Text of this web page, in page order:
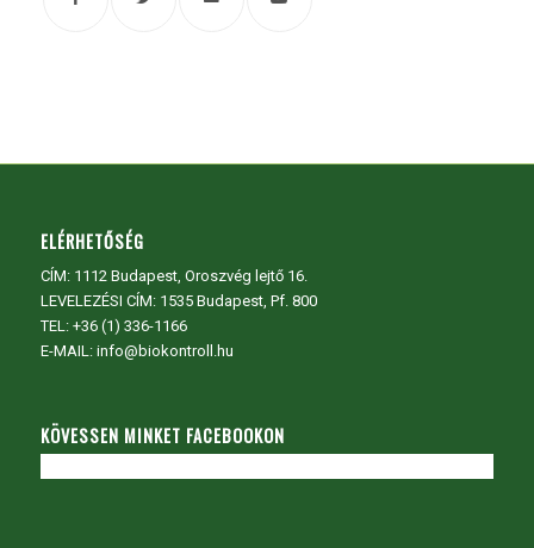
ELÉRHETŐSÉG
CÍM: 1112 Budapest, Oroszvég lejtő 16.
LEVELEZÉSI CÍM: 1535 Budapest, Pf. 800
TEL: +36 (1) 336-1166
E-MAIL: info@biokontroll.hu
KÖVESSEN MINKET FACEBOOKON